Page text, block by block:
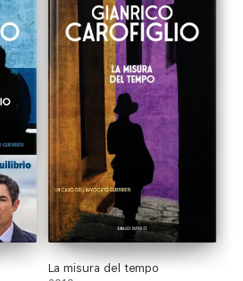
La misura del tempo